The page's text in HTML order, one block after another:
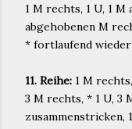
1 M rechts, 1 U, 1 M
abgehobenen M
* fortlaufend
11. Reihe: 1 M
3 M rechts, * 1 U, 3
zusammenstricken,